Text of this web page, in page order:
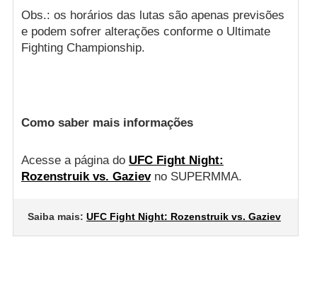
Obs.: os horários das lutas são apenas previsões
e podem sofrer alterações conforme o Ultimate
Fighting Championship.
Como saber mais informações
Acesse a página do UFC Fight Night:
Rozenstruik vs. Gazievno SUPERMMA.
Saiba mais: UFC Fight Night: Rozenstruik vs. Gaziev